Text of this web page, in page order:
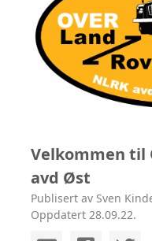
Velkommen til
avd Øst
Publisert av Sven
Oppdatert 28.09.22.